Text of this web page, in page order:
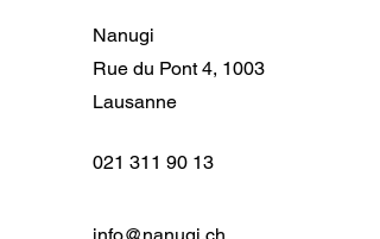
Nanugi
Rue du Pont 4, 1003
Lausanne
021 311 90 13